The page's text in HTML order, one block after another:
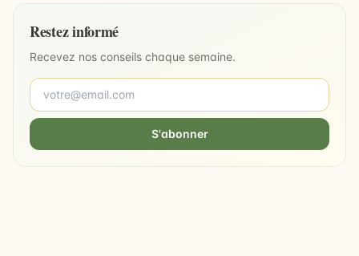
Restez informé
Recevez nos conseils chaque semaine.
S'abonner